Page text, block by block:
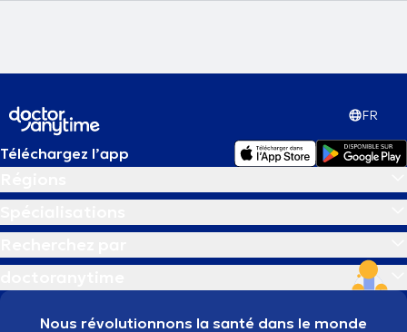
FR
Téléchargez l’app
Nous révolutionnons la santé dans le monde